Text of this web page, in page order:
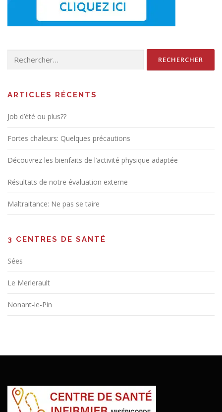
ARTICLES RÉCENTS
Job d’été ou plus??
Fortes chaleurs: Quelques précautions
Découvrez les bienfaits de l’activité physique adaptée
Résultats de notre évaluation externe
Maltraitance: Ne pas se taire
3 CENTRES DE SANTÉ
Sées
Le Merlerault
Nonant-le-Pin